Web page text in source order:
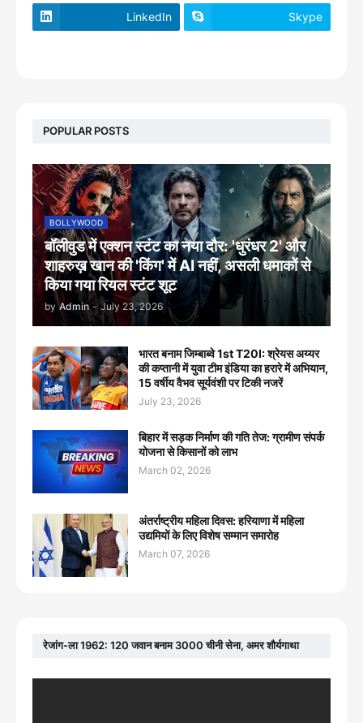
LinkedIn Skype
POPULAR POSTS
BOLLYWOOD
बॉलीवुड में एक्शन स्टंट का नया दौर: 'धुरंधर 2' और
शाहरुख़ खान की 'किंग' में AI नहीं, असली धमाकों से
किया गया रियल स्टंट शूट
by Admin - July 23, 2026
भारत बनाम जिम्बाब्वे 1st T20I: श्रेयस अय्यर
की कप्तानी में युवा टीम इंडिया का हरारे में अभियान,
15 वर्षीय वैभव सूर्यवंशी पर टिकी नजरें
July 23, 2026
बिहार में सड़क निर्माण की गति तेज: ग्रामीण संपर्क
योजना से किसानों को लाभ
March 02, 2026
अंतर्राष्ट्रीय महिला दिवस: हरियाणा में महिला
उद्यमियों के लिए विशेष सम्मान समारोह
March 07, 2026
रेजांग-ला 1962: 120 जवान बनाम 3000 चीनी सेना, अमर शौर्यगाथा